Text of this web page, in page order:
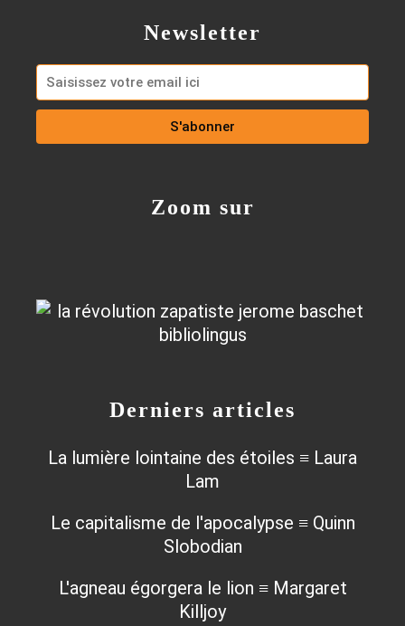
Newsletter
Derniers articles
La lumière lointaine des étoiles ≡ Laura
Lam
Le capitalisme de l'apocalypse ≡ Quinn
Slobodian
L'agneau égorgera le lion ≡ Margaret
Killjoy
Zoom sur